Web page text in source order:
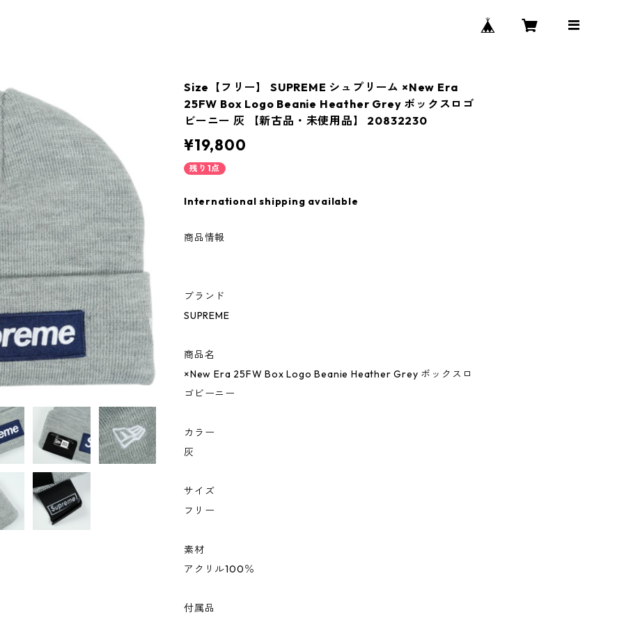
Size【フリー】 SUPREME シュプリーム ×New Era
25FW Box Logo Beanie Heather Grey ボックスロゴ
ビーニー 灰 【新古品・未使用品】 20832230
¥19,800
残り1点
International shipping available
商品情報
ブランド
SUPREME
商品名
×New Era 25FW Box Logo Beanie Heather Grey ボックスロ
ゴビーニー
カラー
灰
サイズ
フリー
素材
アクリル100％
付属品